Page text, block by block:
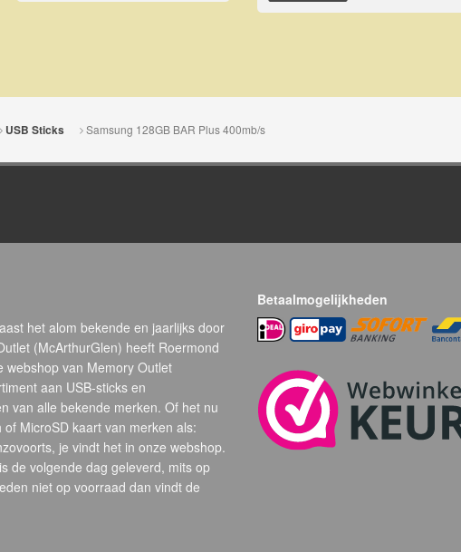
USB Sticks Samsung 128GB BAR Plus 400mb/s
het alom bekende en jaarlijks door
(McArthurGlen) heeft Roermond
webshop van Memory Outlet
aan USB-sticks en
van alle bekende merken. Of het nu
MicroSD kaart van merken als:
je vindt het in onze webshop.
de volgende dag geleverd, mits op
niet op voorraad dan vindt de
Betaalmogelijkheden